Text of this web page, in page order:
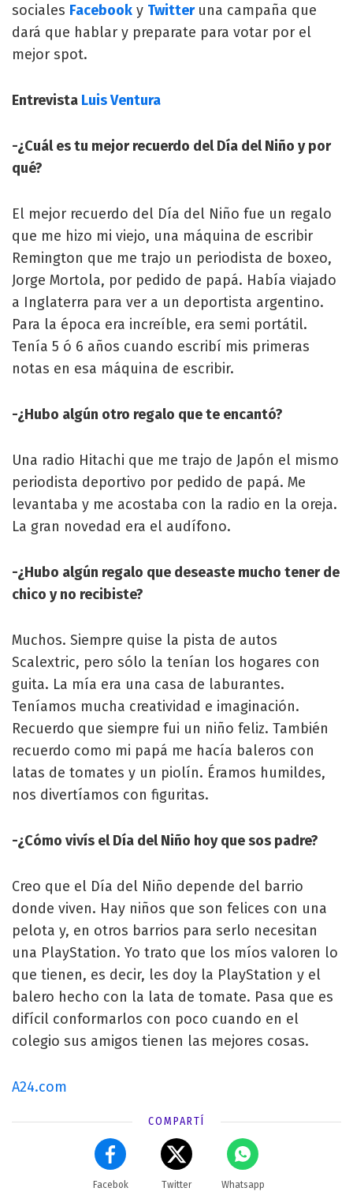
sociales Facebook y Twitter una campaña que
dará que hablar y preparate para votar por el
mejor spot.
Entrevista Luis Ventura
-¿Cuál es tu mejor recuerdo del Día del Niño y por
qué?
El mejor recuerdo del Día del Niño fue un regalo
que me hizo mi viejo, una máquina de escribir
Remington que me trajo un periodista de boxeo,
Jorge Mortola, por pedido de papá. Había viajado
a Inglaterra para ver a un deportista argentino.
Para la época era increíble, era semi portátil.
Tenía 5 ó 6 años cuando escribí mis primeras
notas en esa máquina de escribir.
-¿Hubo algún otro regalo que te encantó?
Una radio Hitachi que me trajo de Japón el mismo
periodista deportivo por pedido de papá. Me
levantaba y me acostaba con la radio en la oreja.
La gran novedad era el audífono.
-¿Hubo algún regalo que deseaste mucho tener de
chico y no recibiste?
Muchos. Siempre quise la pista de autos
Scalextric, pero sólo la tenían los hogares con
guita. La mía era una casa de laburantes.
Teníamos mucha creatividad e imaginación.
Recuerdo que siempre fui un niño feliz. También
recuerdo como mi papá me hacía baleros con
latas de tomates y un piolín. Éramos humildes,
nos divertíamos con figuritas.
-¿Cómo vivís el Día del Niño hoy que sos padre?
Creo que el Día del Niño depende del barrio
donde viven. Hay niños que son felices con una
pelota y, en otros barrios para serlo necesitan
una PlayStation. Yo trato que los míos valoren lo
que tienen, es decir, les doy la PlayStation y el
balero hecho con la lata de tomate. Pasa que es
difícil conformarlos con poco cuando en el
colegio sus amigos tienen las mejores cosas.
A24.com
COMPARTÍ
Facebok Twitter Whatsapp